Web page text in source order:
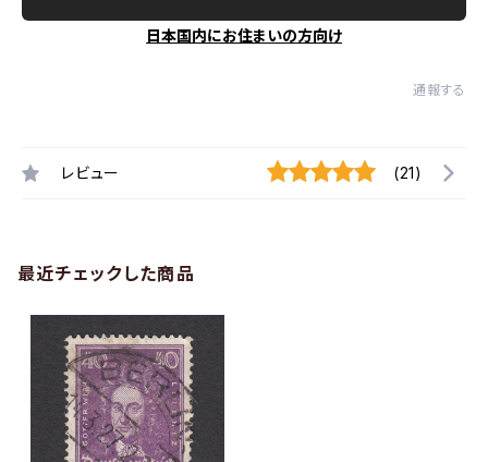
日本国内にお住まいの方向け
通報する
レビュー (21)
最近チェックした商品